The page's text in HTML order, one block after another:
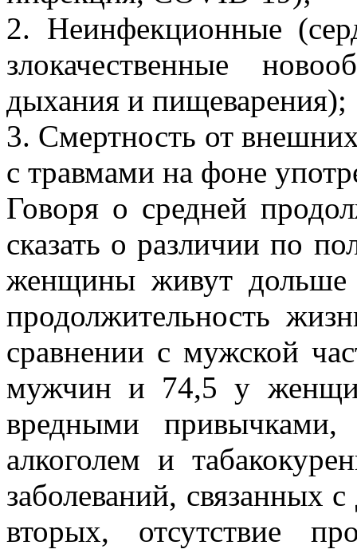
2. Неинфекционные
злокачественные
дыхания и пищеварения);
3. Смертность от
с травмами на фоне
Говоря о средней
сказать о различии по
женщины живут
продолжительность
сравнении с мужской
мужчин и 74,5 у
вредными привычками,
алкоголем и
заболеваний, связанных
вторых, отсутствие